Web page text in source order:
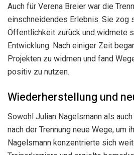
Auch für Verena Breier war die
einschneidendes Erlebnis. Sie zog
Öffentlichkeit zurück und widmete
Entwicklung. Nach einiger Zeit
Projekten zu widmen und fand
positiv zu nutzen.
Wiederherstellung und
Sowohl Julian Nagelsmann als
nach der Trennung neue Wege, um
Nagelsmann konzentrierte sich